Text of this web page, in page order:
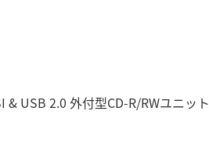
2.0 外付型CD-R/RWユニット